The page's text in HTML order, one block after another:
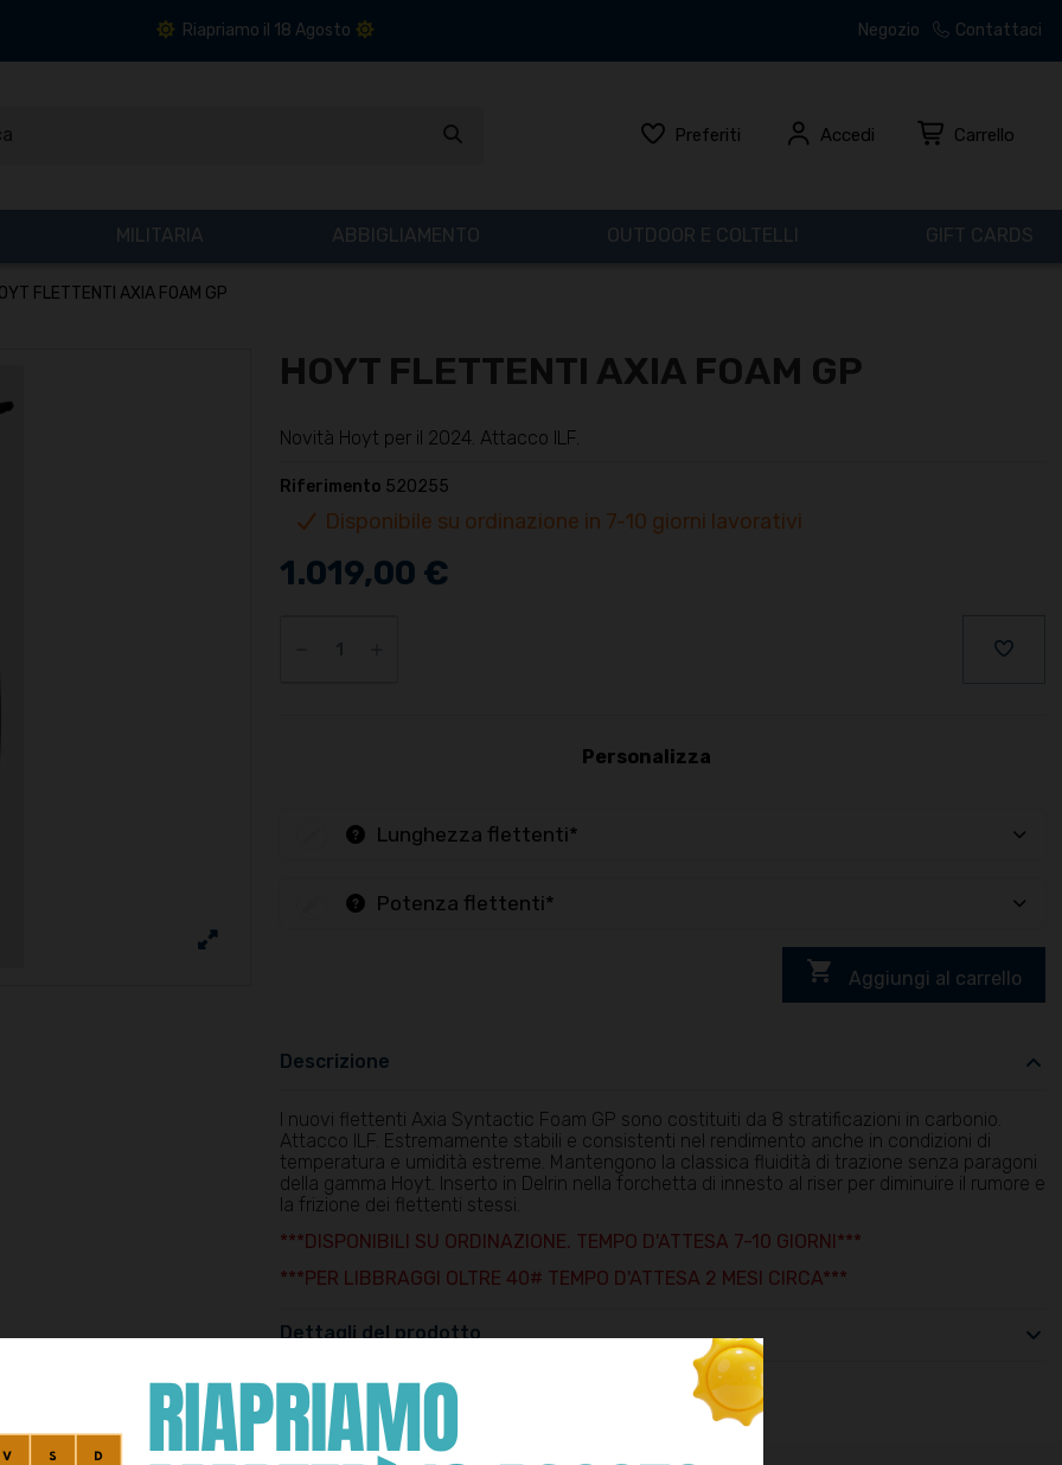
Riapriamo il 18 Agosto Negozio Contattaci
Preferiti Accedi Carrello
MILITARIA ABBIGLIAMENTO OUTDOOR E COLTELLI GIFT CARDS
FLETTENTI AXIA FOAM GP
HOYT FLETTENTI AXIA FOAM GP
Novità Hoyt per il 2024. Attacco ILF.
Riferimento 520255
Disponibile su ordinazione in 7-10 giorni lavorativi
1.019,00 €
Personalizza
Lunghezza flettenti*
Potenza flettenti*
 Aggiungi al carrello
Descrizione
I nuovi flettenti Axia Syntactic Foam GP sono costituiti da 8 stratificazioni in carbonio.
Attacco ILF. Estremamente stabili e consistenti nel rendimento anche in condizioni di
temperatura e umidità estreme. Mantengono la classica fluidità di trazione senza paragoni
della gamma Hoyt. Inserto in Delrin nella forchetta di innesto al riser per diminuire il rumore e
la frizione dei flettenti stessi.
***DISPONIBILI SU ORDINAZIONE. TEMPO D'ATTESA 7-10 GIORNI***
***PER LIBBRAGGI OLTRE 40# TEMPO D'ATTESA 2 MESI CIRCA***
Dettagli del prodotto